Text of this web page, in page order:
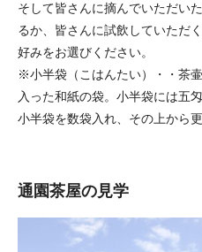
そして皆さんに摘んでいただい
るか、皆さんに試飲していただ
好みをお選びください。
※小半袋（こはんたい）・・茶
入った和紙の袋。小半袋には五
小半袋を数袋入れ、その上から
通園茶屋の見学